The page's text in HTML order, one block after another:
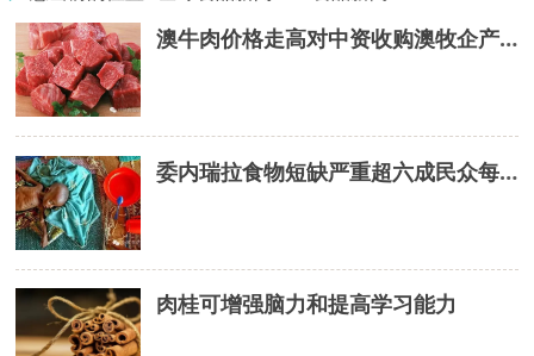
澳牛肉价格走高对中资收购澳牧企产生影响
委内瑞拉食物短缺严重超六成民众每天吃一到两餐
肉桂可增强脑力和提高学习能力